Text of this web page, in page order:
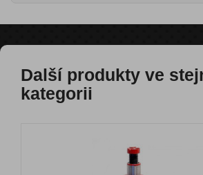
Další produkty ve
kategorii